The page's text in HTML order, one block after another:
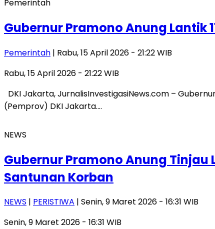
Pemerintah
Gubernur Pramono Anung Lantik
Pemerintah | Rabu, 15 April 2026 - 21:22 WIB
Rabu, 15 April 2026 - 21:22 WIB
DKI Jakarta, JurnalisInvestigasiNews.com –
(Pemprov) DKI Jakarta….
NEWS
Gubernur Pramono Anung Tinjau
Santunan Korban
NEWS | PERISTIWA | Senin, 9 Maret 2026 - 16:31 WIB
Senin, 9 Maret 2026 - 16:31 WIB